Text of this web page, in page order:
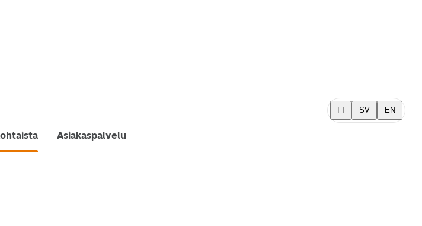
FI SV EN
Asiakaspalvelu